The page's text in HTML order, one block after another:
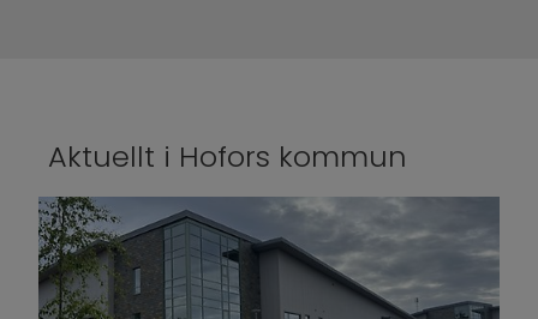
Aktuellt i Hofors kommun